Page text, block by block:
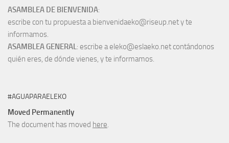
ASAMBLEA DE BIENVENIDA:
escribe con tu propuesta a bienvenidaeko@riseup.net y te
informamos.
ASAMBLEA GENERAL: escribe a eleko@eslaeko.net contándonos
quién eres, de dónde vienes, y te informamos.
#AGUAPARAELEKO
Moved Permanently
The document has moved here.